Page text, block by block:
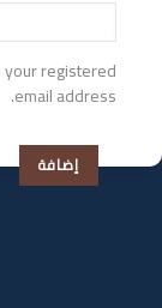
registered
email address.